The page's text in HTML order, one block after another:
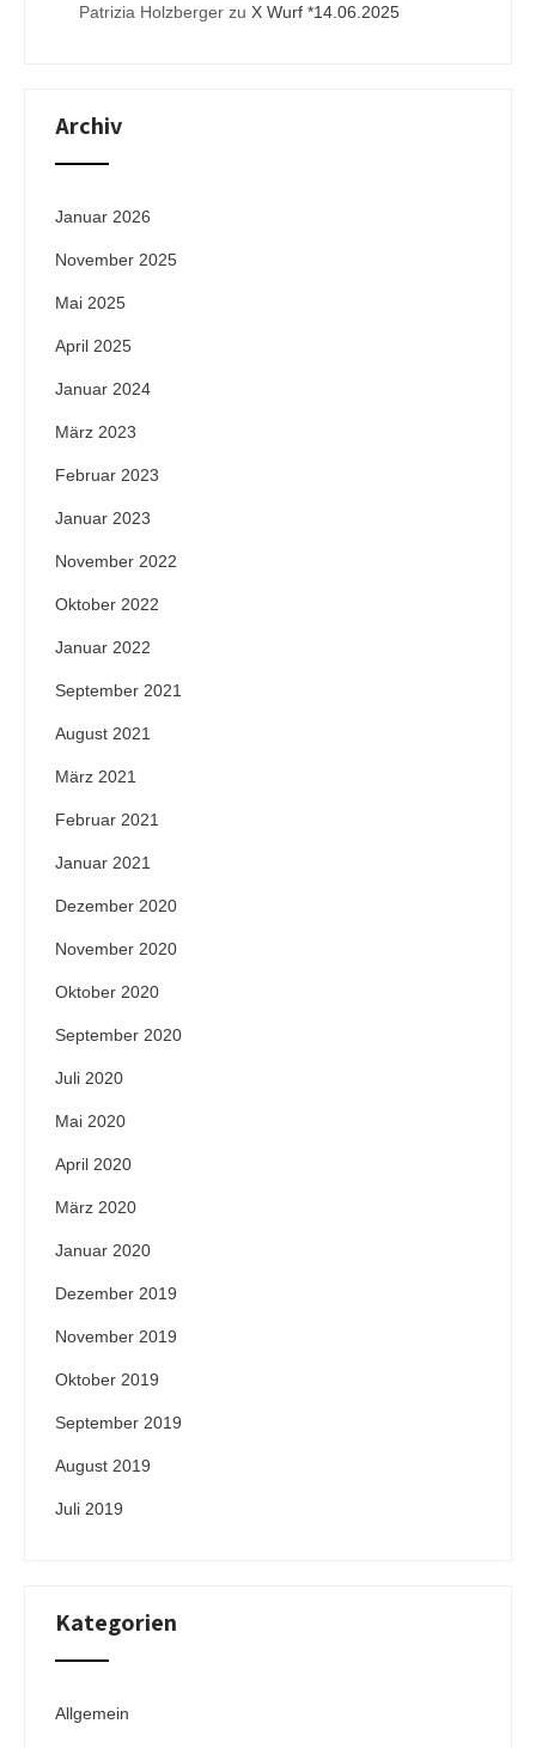
Patrizia Holzberger zu X Wurf *14.06.2025
Archiv
Januar 2026
November 2025
Mai 2025
April 2025
Januar 2024
März 2023
Februar 2023
Januar 2023
November 2022
Oktober 2022
Januar 2022
September 2021
August 2021
März 2021
Februar 2021
Januar 2021
Dezember 2020
November 2020
Oktober 2020
September 2020
Juli 2020
Mai 2020
April 2020
März 2020
Januar 2020
Dezember 2019
November 2019
Oktober 2019
September 2019
August 2019
Juli 2019
Kategorien
Allgemein